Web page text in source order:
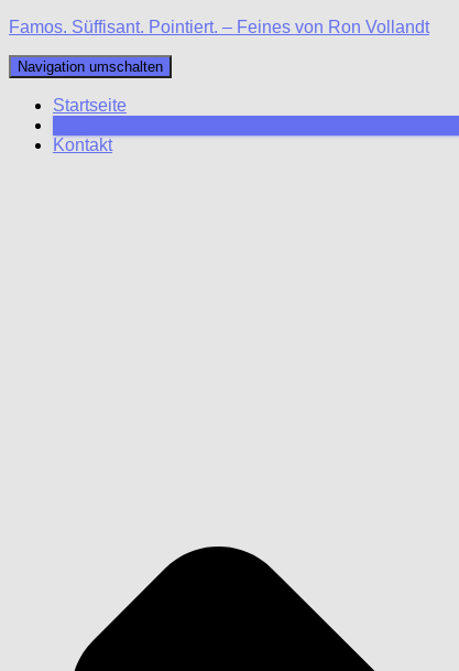
Famos. Süffisant. Pointiert. – Feines von Ron Vollandt
Navigation umschalten
Startseite
Kontakt